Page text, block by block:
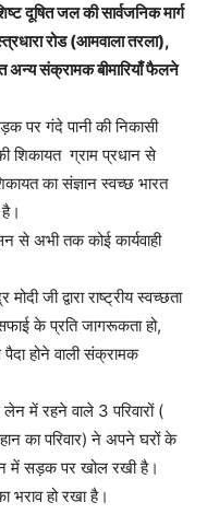
दूषित जल की सार्वजनिक मार्ग
रोड (आमवाला तरला),
अन्य संक्रामक बीमारियाँ फैलने
पर गंदे पानी की निकासी
शिकायत ग्राम प्रधान से
का संज्ञान स्वच्छ भारत
से अभी तक कोई कार्यवाही
जी द्वारा राष्ट्रीय स्वच्छता
के प्रति जागरूकता हो,
होने वाली संक्रामक
में रहने वाले 3 परिवारों (
का परिवार) ने अपने घरों के
में सड़क पर खोल रखी है।
भराव हो रखा है।